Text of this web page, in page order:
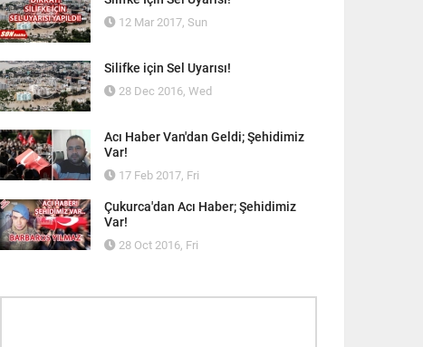
12 Mar 2017, Sun
Silifke için Sel Uyarısı!
28 Dec 2016, Wed
Acı Haber Van'dan Geldi; Şehidimiz
Var!
17 Feb 2017, Fri
Çukurca'dan Acı Haber; Şehidimiz
Var!
28 Oct 2016, Fri